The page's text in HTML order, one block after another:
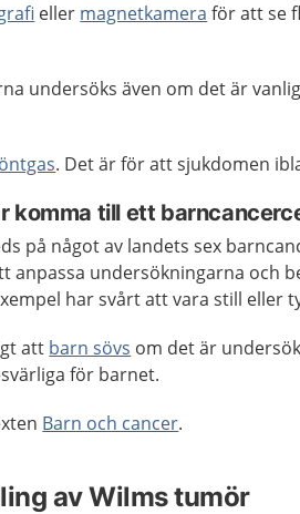
eller magnetkamera för att se
undersöks även om det är
. Det är för att sjukdomen
komma till ett
på något av landets sex
anpassa undersökningarna och
har svårt att vara still eller
att barn sövs om det är
för barnet.
Barn och cancer.
av Wilms tumör